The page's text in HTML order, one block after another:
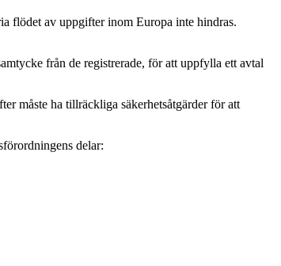
flödet av uppgifter inom Europa inte hindras.
från de registrerade, för att uppfylla ett avtal
måste ha tillräckliga säkerhetsåtgärder för att
delar: